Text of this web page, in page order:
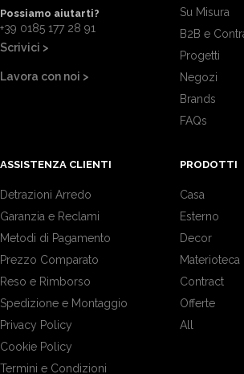
Possiamo aiutarti?
+39 0185 177 28 91
Scrivici >
Lavora con noi >
Su Misura
B2B e
Progetti
Negozi
Brands
FAQs
ASSISTENZA CLIENTI
Detrazioni Arredo
Garanzia e Reclami
Metodi di Pagamento
Prezzo Comparato
Reso e Rimborso
Spedizione e Montaggio
Privacy Policy
Cookie Policy
Termini e Condizioni
PRODOTTI
Casa
Esterno
Decor
Materioteca
Contract
Offerte
All